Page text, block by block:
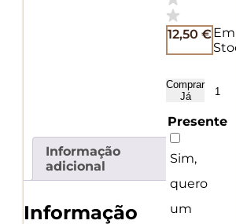
Informação
adicional
Informação
12,50 €Em
Comprar
Já
Sérgio
Presente
Sim,
quero
um